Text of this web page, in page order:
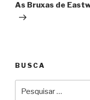
As Bruxas de
BUSCA